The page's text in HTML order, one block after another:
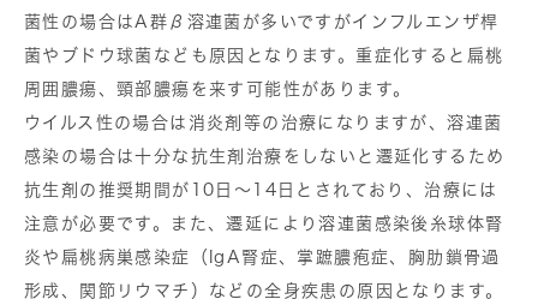
菌性の場合はA群β溶連菌が多いですがインフルエンザ桿
菌やブドウ球菌なども原因となります。重症化すると扁桃
周囲膿瘍、頸部膿瘍を来す可能性があります。
ウイルス性の場合は消炎剤等の治療になりますが、溶連菌
感染の場合は十分な抗生剤治療をしないと遷延化するため
抗生剤の推奨期間が10日～14日とされており、治療には
注意が必要です。また、遷延により溶連菌感染後糸球体腎
炎や扁桃病巣感染症（IgA腎症、掌蹠膿疱症、胸肋鎖骨過
形成、関節リウマチ）などの全身疾患の原因となります。